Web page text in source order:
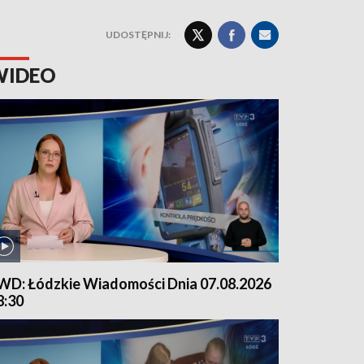
UDOSTĘPNIJ:
Łódzkie Wiadomości Dnia 07.08.2026